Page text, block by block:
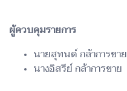
ผู้ควบคุมรายการ
นายสุทนต์ กล้าการขาย
นางอิสรีย์ กล้าการขาย